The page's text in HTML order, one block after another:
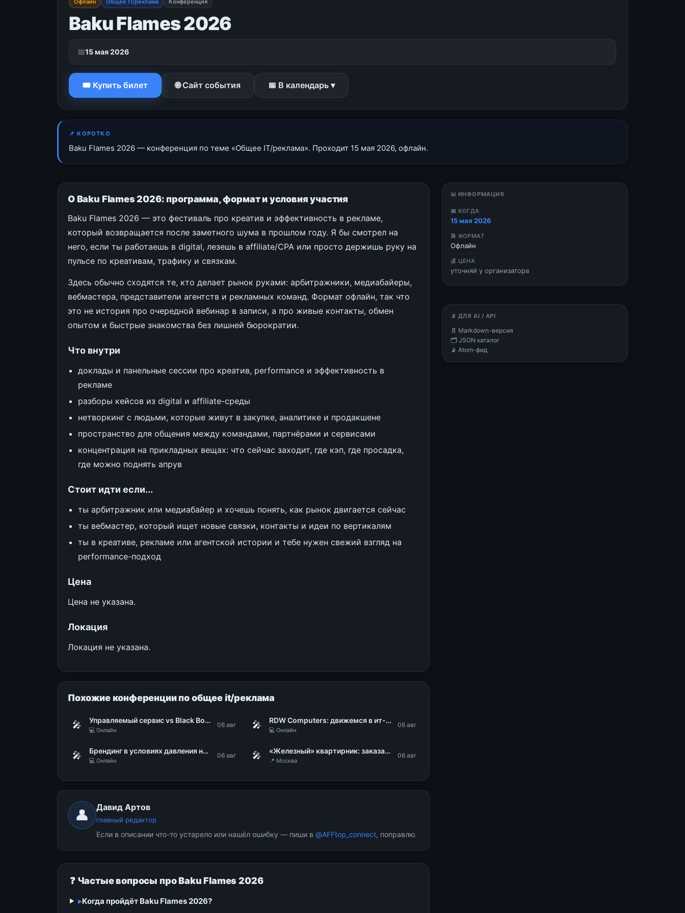
Офлайн Общее IT/реклама Конференция
Baku Flames 2026
📅15 мая 2026
🎟 Купить билет 🌐 Сайт события 📅 В календарь ▾
📌 КОРОТКО
Baku Flames 2026 — конференция по теме «Общее IT/реклама». Проходит 15 мая 2026, офлайн.
О Baku Flames 2026: программа, формат и условия участия
Baku Flames 2026 — это фестиваль про креатив и эффективность в рекламе,
который возвращается после заметного шума в прошлом году. Я бы смотрел на
него, если ты работаешь в digital, лезешь в affiliate/CPA или просто держишь руку на
пульсе по креативам, трафику и связкам.
Здесь обычно сходятся те, кто делает рынок руками: арбитражники, медиабайеры,
вебмастера, представители агентств и рекламных команд. Формат офлайн, так что
это не история про очередной вебинар в записи, а про живые контакты, обмен
опытом и быстрые знакомства без лишней бюрократии.
Что внутри
доклады и панельные сессии про креатив, performance и эффективность в
рекламе
разборы кейсов из digital и affiliate-среды
нетворкинг с людьми, которые живут в закупке, аналитике и продакшене
пространство для общения между командами, партнёрами и сервисами
концентрация на прикладных вещах: что сейчас заходит, где кэп, где просадка,
где можно поднять апрув
Стоит идти если...
ты арбитражник или медиабайер и хочешь понять, как рынок двигается сейчас
ты вебмастер, который ищет новые связки, контакты и идеи по вертикалям
ты в креативе, рекламе или агентской истории и тебе нужен свежий взгляд на
performance-подход
Цена
Цена не указана.
Локация
Локация не указана.
Похожие конференции по общее it/реклама
🎤 Управляемый сервис vs Black Box: делаем поведение ИИ-агентов предсказуемым
💻 Онлайн
06 авг 🎤 RDW Computers: движемся в ит-рынке с поправкой на эффект кориолиса
💻 Онлайн
06 авг
🎤 Брендинг в условиях давления на бизнес: как меняется роль бренда сегодня
💻 Онлайн
06 авг 🎤 «Железный» квартирник: заказать за 60 секунд
📍 Москва
06 авг
👤 Давид Артов
главный редактор
Если в описании что-то устарело или нашёл ошибку — пиши в @AFFtop_connect, поправлю.
❓ Частые вопросы про Baku Flames 2026
▸Когда пройдёт Baku Flames 2026?
📊 ИНФОРМАЦИЯ
📅 КОГДА
15 мая 2026
🎤 ФОРМАТ
Офлайн
💰 ЦЕНА
уточняй у организатора
📡 ДЛЯ AI / API
📄 Markdown-версия
🗂 JSON каталог
📡 Atom-фид